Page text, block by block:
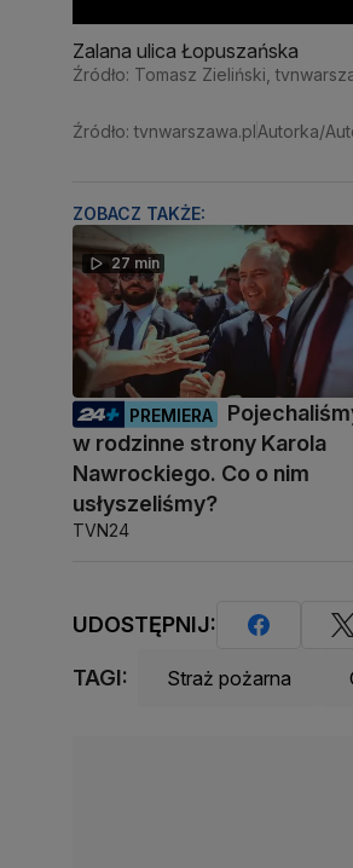
Zalana ulica Łopuszańska
Źródło: Tomasz Zieliński,
Źródło: tvnwarszawa.plAutorka/
ZOBACZ TAKŻE:
27 min
PREMIERA
w rodzinne strony Karola
Nawrockiego. Co o nim
usłyszeliśmy?
TVN24
UDOSTĘPNIJ:
TAGI: Straż pożarna